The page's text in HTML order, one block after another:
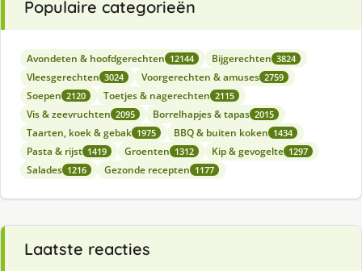
Populaire categorieën
Avondeten & hoofdgerechten 12144 Bijgerechten 3824
Vleesgerechten 3024 Voorgerechten & amuses 2759
Soepen 2120 Toetjes & nagerechten 2115
Vis & zeevruchten 2095 Borrelhapjes & tapas 2015
Taarten, koek & gebak 1975 BBQ & buiten koken 1434
Pasta & rijst 1419 Groenten 1312 Kip & gevogelte 1297
Salades 1216 Gezonde recepten 1177
Laatste reacties